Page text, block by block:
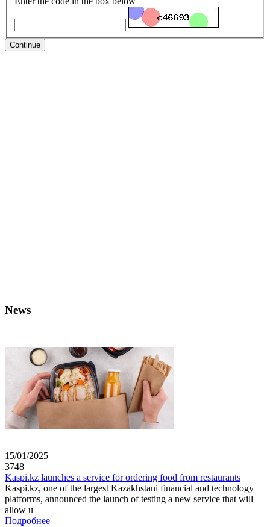
Continue
News
15/01/2025
3748
Kaspi.kz launches a service for ordering food from restaurants
Kaspi.kz, one of the largest Kazakhstani financial and technology
platforms, announced the launch of testing a new service that will
allow u
Подробнее